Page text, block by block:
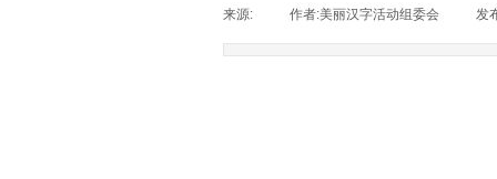
来源: 作者:美丽汉字活动组委会 发